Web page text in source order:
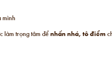
mình
làm trọng tâm đểnhấn nhá, tô điểm